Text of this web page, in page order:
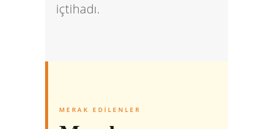
içtihadı.
MERAK EDILENLER